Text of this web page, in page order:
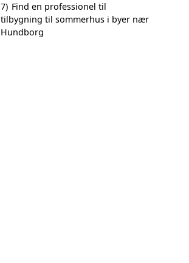
7) Find en professionel til
tilbygning til sommerhus i byer nær
Hundborg